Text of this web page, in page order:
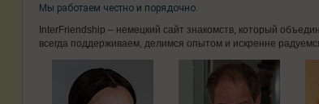
Мы работаем честно и порядочно.
InterFriendship – немецкий сайт знакомств, который
всегда поддерживаем, делимся опытом и искренне